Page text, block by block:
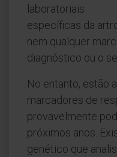
laboratoriais
específicas da
nem qualquer
diagnóstico ou o
No entanto, estão
marcadores de
provavelmente
próximos anos.
genético que